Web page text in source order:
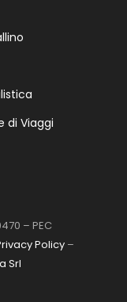
di Viaggi
– PEC
Policy–
Srl